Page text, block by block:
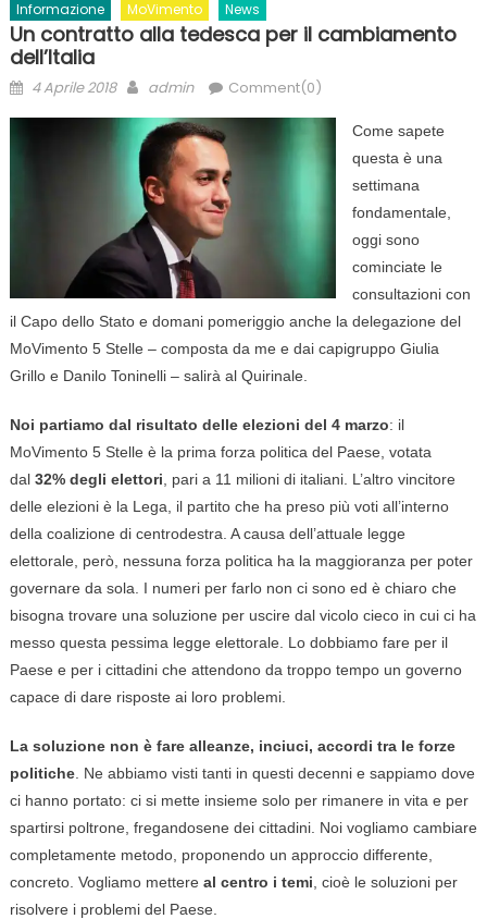
Informazione MoVimento News
Un contratto alla tedesca per il cambiamento
dell’Italia
Posted
4 Aprile 2018 Author
admin Comment(0)
Come sapete
questa è una
settimana
fondamentale,
oggi sono
cominciate le
consultazioni con
il Capo dello Stato e domani pomeriggio anche la delegazione del
MoVimento 5 Stelle – composta da me e dai capigruppo Giulia
Grillo e Danilo Toninelli – salirà al Quirinale.
Noi partiamo dal risultato delle elezioni del 4 marzo: il
MoVimento 5 Stelle è la prima forza politica del Paese, votata
dal 32% degli elettori , pari a 11 milioni di italiani. L’altro vincitore
delle elezioni è la Lega, il partito che ha preso più voti all’interno
della coalizione di centrodestra. A causa dell’attuale legge
elettorale, però, nessuna forza politica ha la maggioranza per poter
governare da sola. I numeri per farlo non ci sono ed è chiaro che
bisogna trovare una soluzione per uscire dal vicolo cieco in cui ci ha
messo questa pessima legge elettorale. Lo dobbiamo fare per il
Paese e per i cittadini che attendono da troppo tempo un governo
capace di dare risposte ai loro problemi.
La soluzione non è fare alleanze, inciuci, accordi tra le forze
politiche. Ne abbiamo visti tanti in questi decenni e sappiamo dove
ci hanno portato: ci si mette insieme solo per rimanere in vita e per
spartirsi poltrone, fregandosene dei cittadini. Noi vogliamo cambiare
completamente metodo, proponendo un approccio differente,
concreto. Vogliamo mettere al centro i temi , cioè le soluzioni per
risolvere i problemi del Paese.